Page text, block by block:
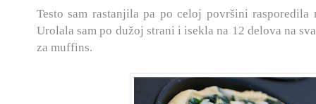
Testo sam rastanjila pa po celoj površini rasporedila
Urolala sam po dužoj strani i isekla na 12 delova na
za muffins.